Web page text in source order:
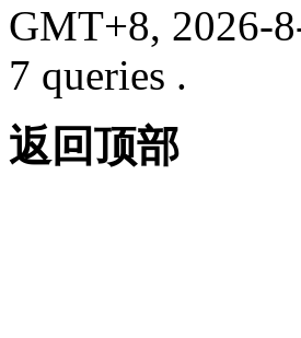
GMT+8, 2026-
7 queries .
返回顶部